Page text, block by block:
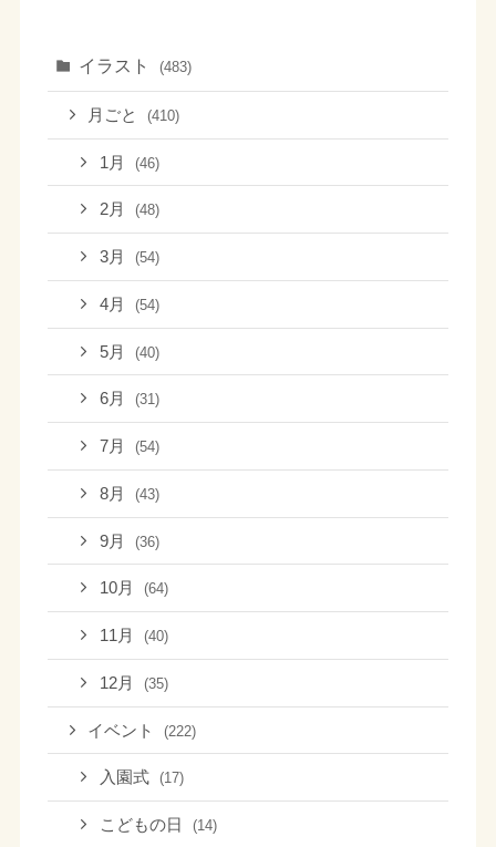
イラスト (483)
月ごと (410)
1月 (46)
2月 (48)
3月 (54)
4月 (54)
5月 (40)
6月 (31)
7月 (54)
8月 (43)
9月 (36)
10月 (64)
11月 (40)
12月 (35)
イベント (222)
入園式 (17)
こどもの日 (14)